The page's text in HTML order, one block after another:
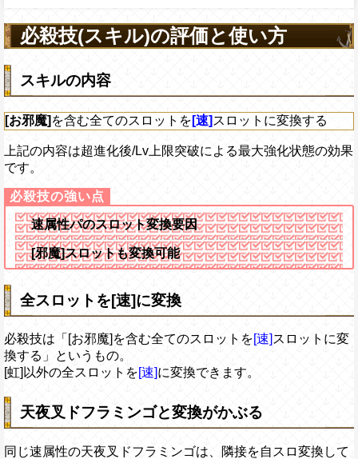
アクション
を30%下げ、博識タ
げる
必殺技(スキル)の評価と使い方
スキルの内容
[お邪魔] を含む全てのスロットを [速] スロットに変換する
上記の内容は超進化後/Lv上限突破による最大強化状態の効果
です。
速属性パのスロット変換要因
[邪魔]スロットも変換可能
全スロットを[速]に変換
必殺技は「[お邪魔]を含む全てのスロットを [速] スロットに変
換する」というもの。
[虹]以外の全スロットを [速] に変換できます。
天夜叉ドフラミンゴと変換がかぶる
同じ速属性の天夜叉ドフラミンゴは、隣接を自スロ変換して